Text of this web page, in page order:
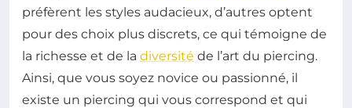
préfèrent les styles audacieux, d’autres optent
pour des choix plus discrets, ce qui témoigne de
la richesse et de la diversité de l’art du piercing.
Ainsi, que vous soyez novice ou passionné, il
existe un piercing qui vous correspond et qui